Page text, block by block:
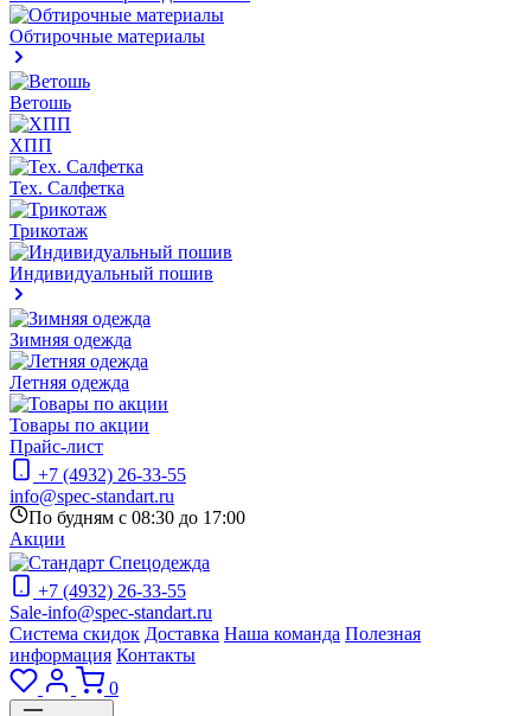
Обтирочные материалы
Ветошь
ХПП
Тех. Салфетка
Трикотаж
Индивидуальный пошив
Зимняя одежда
Летняя одежда
Товары по акции
Прайс-лист
+7 (4932) 26-33-55
info@spec-standart.ru
По будням с 08:30 до 17:00
Акции
+7 (4932) 26-33-55
Sale-info@spec-standart.ru
Система скидок Доставка Наша команда Полезная
информация Контакты
0